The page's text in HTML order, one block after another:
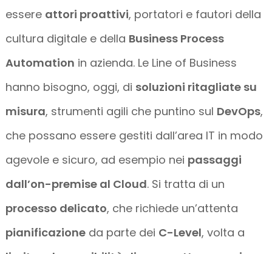
essere attori proattivi, portatori e fautori della
cultura digitale e della Business Process
Automation in azienda. Le Line of Business
hanno bisogno, oggi, di soluzioni ritagliate su
misura, strumenti agili che puntino sul DevOps,
che possano essere gestiti dall’area IT in modo
agevole e sicuro, ad esempio nei passaggi
dall’on-premise al Cloud. Si tratta di un
processo delicato, che richiede un’attenta
pianificazione da parte dei C-Level, volta a